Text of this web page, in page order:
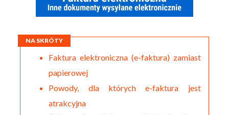
NA SKRÓTY
Faktura elektroniczna (e-faktura) zamiast
papierowej
Powody, dla których e-faktura jest
atrakcyjna